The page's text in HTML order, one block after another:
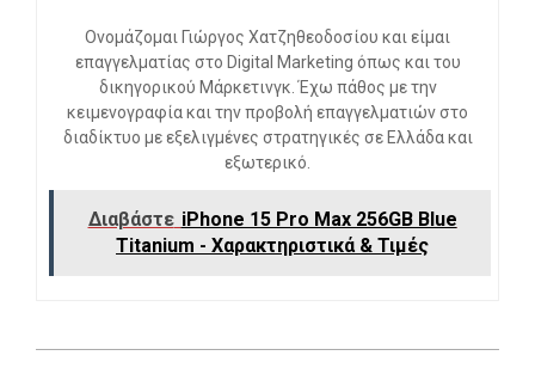
Ονομάζομαι Γιώργος Χατζηθεοδοσίου και είμαι
επαγγελματίας στο Digital Marketing όπως και του
δικηγορικού Μάρκετινγκ. Έχω πάθος με την
κειμενογραφία και την προβολή επαγγελματιών στο
διαδίκτυο με εξελιγμένες στρατηγικές σε Ελλάδα και
εξωτερικό.
Διαβάστε iPhone 15 Pro Max 256GB Blue
Titanium - Χαρακτηριστικά & Τιμές